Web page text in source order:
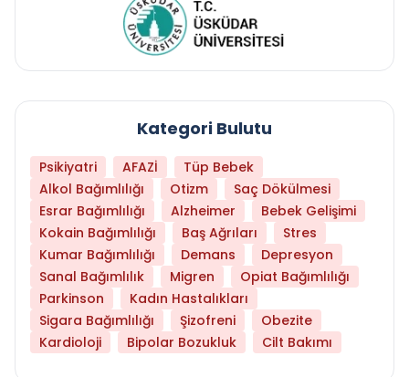
Kategori Bulutu
Psikiyatri AFAZİ
Tüp Bebek
Alkol Bağımlılığı
Otizm
Saç Dökülmesi
Esrar Bağımlılığı
Alzheimer
Bebek Gelişimi
Kokain Bağımlılığı
Baş Ağrıları
Stres
Kumar Bağımlılığı
Demans
Depresyon
Sanal Bağımlılık
Migren
Opiat Bağımlılığı
Parkinson
Kadın Hastalıkları
Sigara Bağımlılığı
Şizofreni
Obezite
Kardioloji
Bipolar Bozukluk Cilt Bakımı